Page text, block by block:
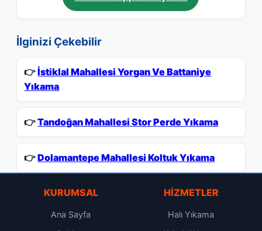
İlginizi Çekebilir
👉İstiklal Mahallesi Yorgan Ve Battaniye
Yıkama
👉Tandoğan Mahallesi Stor Perde Yıkama
👉Dolamantepe Mahallesi Koltuk Yıkama
KURUMSAL
Ana Sayfa
HIZMETLER
Halı Yıkama